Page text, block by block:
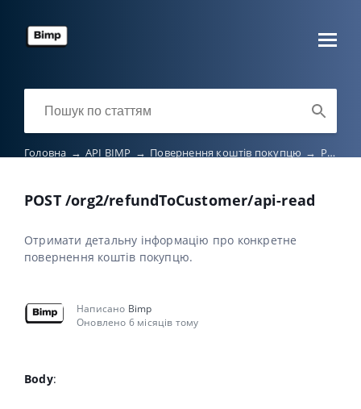
Головна → API BIMP → Повернення коштів покупцю → POST /org2/refundToCustomer/api-read
POST /org2/refundToCustomer/api-read
Отримати детальну інформацію про конкретне
повернення коштів покупцю.
Написано Bimp
Оновлено 6 місяців тому
Body: